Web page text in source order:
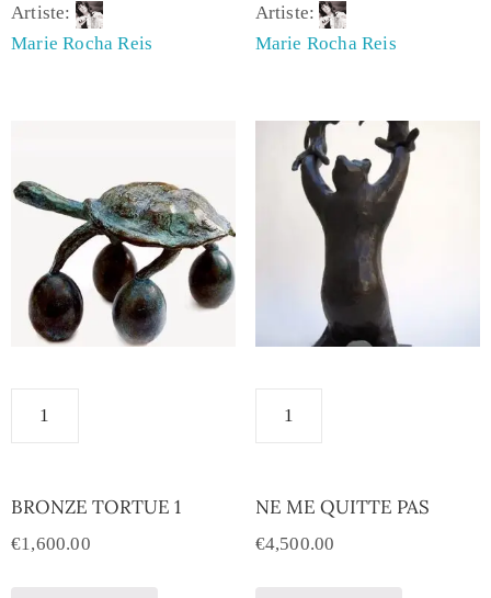
Artiste:
Marie Rocha Reis
Artiste:
Marie Rocha Reis
BRONZE TORTUE 1
€1,600.00
NE ME QUITTE PAS
€4,500.00